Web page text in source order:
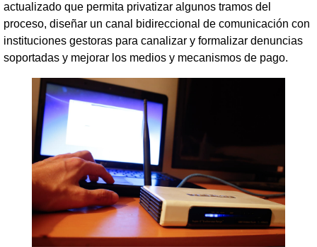
actualizado que permita privatizar algunos tramos del
proceso, diseñar un canal bidireccional de comunicación con
instituciones gestoras para canalizar y formalizar denuncias
soportadas y mejorar los medios y mecanismos de pago.